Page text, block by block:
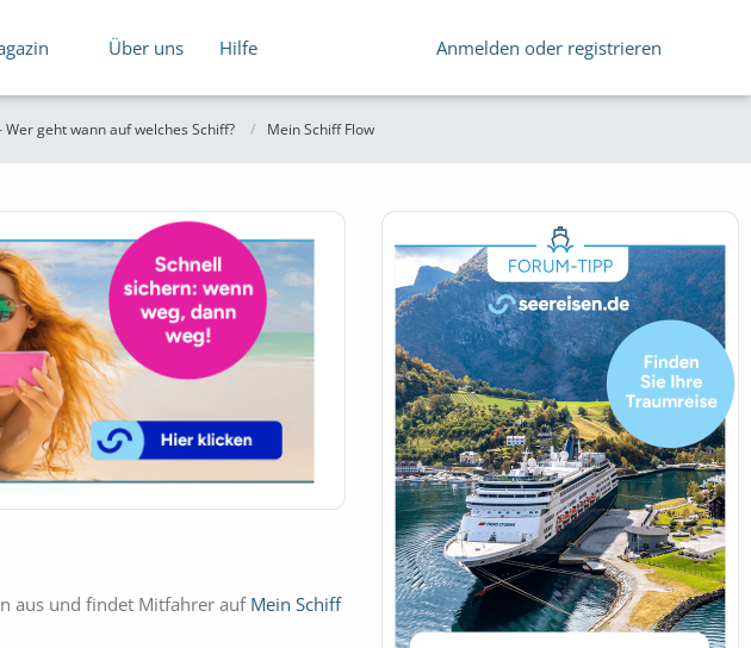
Über uns Hilfe Anmelden oder registrieren
Wer geht wann auf welches Schiff? Mein Schiff Flow
aus und findet Mitfahrer auf Mein Schiff